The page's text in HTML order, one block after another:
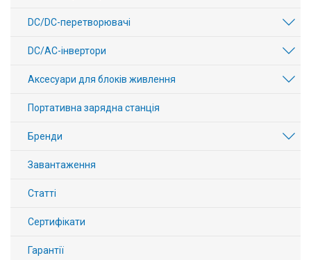
DC/DC-перетворювачі
DC/AC-інвертори
Аксесуари для блоків живлення
Портативна зарядна станція
Бренди
Завантаження
Статті
Сертифікати
Гарантії